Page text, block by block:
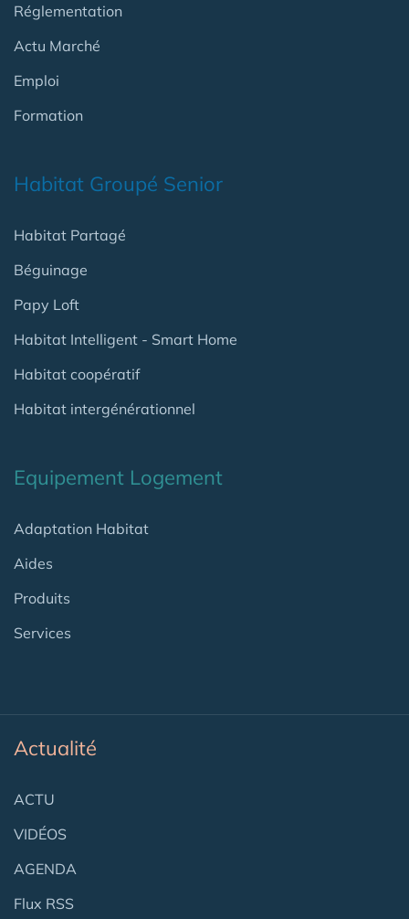
Réglementation
Actu Marché
Emploi
Formation
Habitat Groupé Senior
Habitat Partagé
Béguinage
Papy Loft
Habitat Intelligent - Smart Home
Habitat coopératif
Habitat intergénérationnel
Equipement Logement
Adaptation Habitat
Aides
Produits
Services
Actualité
ACTU
VIDÉOS
AGENDA
Flux RSS